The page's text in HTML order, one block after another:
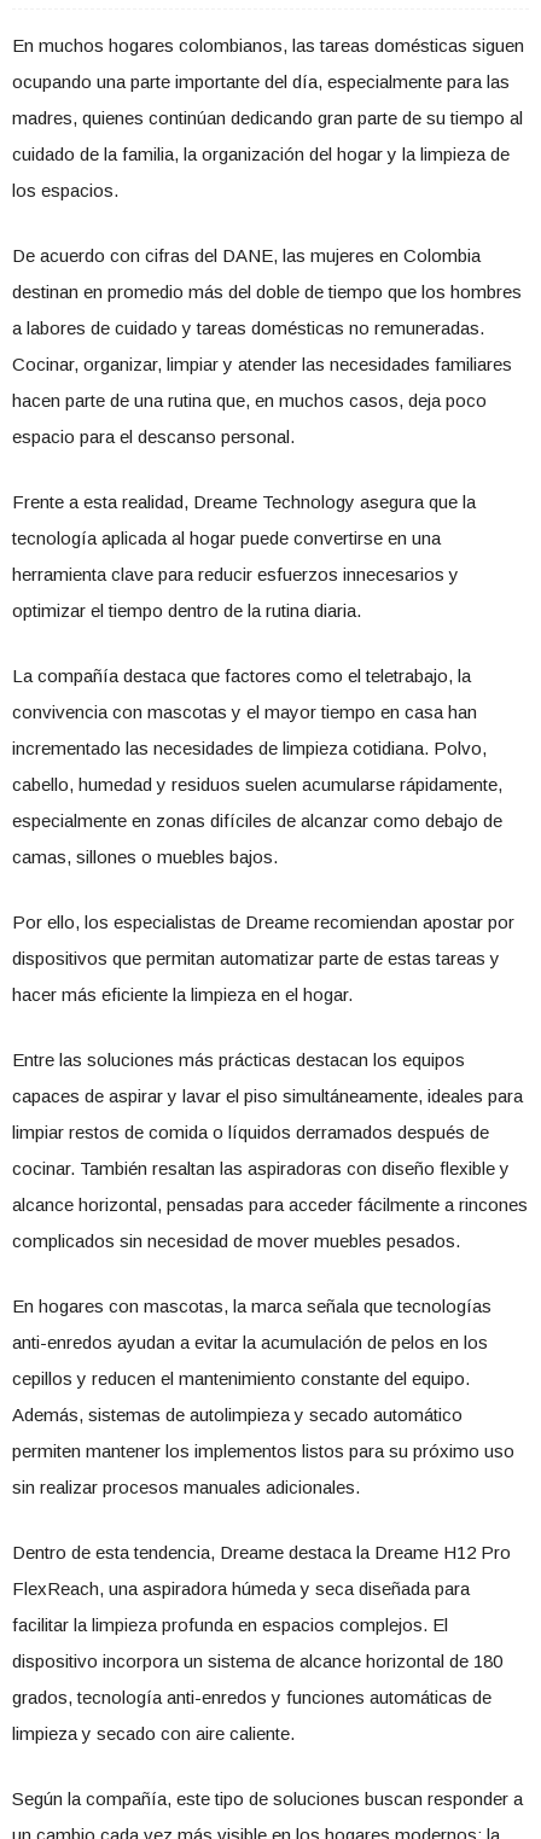
En muchos hogares colombianos, las tareas domésticas siguen
ocupando una parte importante del día, especialmente para las
madres, quienes continúan dedicando gran parte de su tiempo al
cuidado de la familia, la organización del hogar y la limpieza de
los espacios.
De acuerdo con cifras del DANE, las mujeres en Colombia
destinan en promedio más del doble de tiempo que los hombres
a labores de cuidado y tareas domésticas no remuneradas.
Cocinar, organizar, limpiar y atender las necesidades familiares
hacen parte de una rutina que, en muchos casos, deja poco
espacio para el descanso personal.
Frente a esta realidad, Dreame Technology asegura que la
tecnología aplicada al hogar puede convertirse en una
herramienta clave para reducir esfuerzos innecesarios y
optimizar el tiempo dentro de la rutina diaria.
La compañía destaca que factores como el teletrabajo, la
convivencia con mascotas y el mayor tiempo en casa han
incrementado las necesidades de limpieza cotidiana. Polvo,
cabello, humedad y residuos suelen acumularse rápidamente,
especialmente en zonas difíciles de alcanzar como debajo de
camas, sillones o muebles bajos.
Por ello, los especialistas de Dreame recomiendan apostar por
dispositivos que permitan automatizar parte de estas tareas y
hacer más eficiente la limpieza en el hogar.
Entre las soluciones más prácticas destacan los equipos
capaces de aspirar y lavar el piso simultáneamente, ideales para
limpiar restos de comida o líquidos derramados después de
cocinar. También resaltan las aspiradoras con diseño flexible y
alcance horizontal, pensadas para acceder fácilmente a rincones
complicados sin necesidad de mover muebles pesados.
En hogares con mascotas, la marca señala que tecnologías
anti-enredos ayudan a evitar la acumulación de pelos en los
cepillos y reducen el mantenimiento constante del equipo.
Además, sistemas de autolimpieza y secado automático
permiten mantener los implementos listos para su próximo uso
sin realizar procesos manuales adicionales.
Dentro de esta tendencia, Dreame destaca la Dreame H12 Pro
FlexReach, una aspiradora húmeda y seca diseñada para
facilitar la limpieza profunda en espacios complejos. El
dispositivo incorpora un sistema de alcance horizontal de 180
grados, tecnología anti-enredos y funciones automáticas de
limpieza y secado con aire caliente.
Según la compañía, este tipo de soluciones buscan responder a